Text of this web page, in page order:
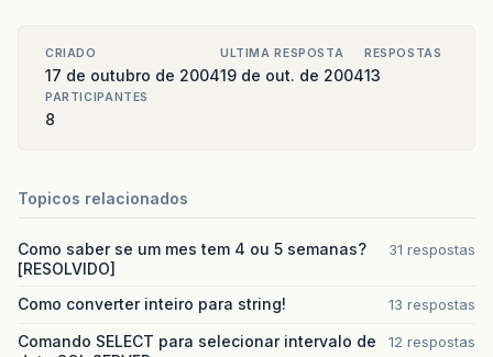
CRIADO
17 de outubro de 2004
ULTIMA RESPOSTA
19 de out. de 2004
RESPOSTAS
13
PARTICIPANTES
8
Topicos relacionados
Como saber se um mes tem 4 ou 5 semanas?
[RESOLVIDO]
31 respostas
Como converter inteiro para string! 13 respostas
Comando SELECT para selecionar intervalo de
12 respostas